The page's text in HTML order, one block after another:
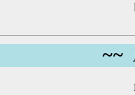
~~